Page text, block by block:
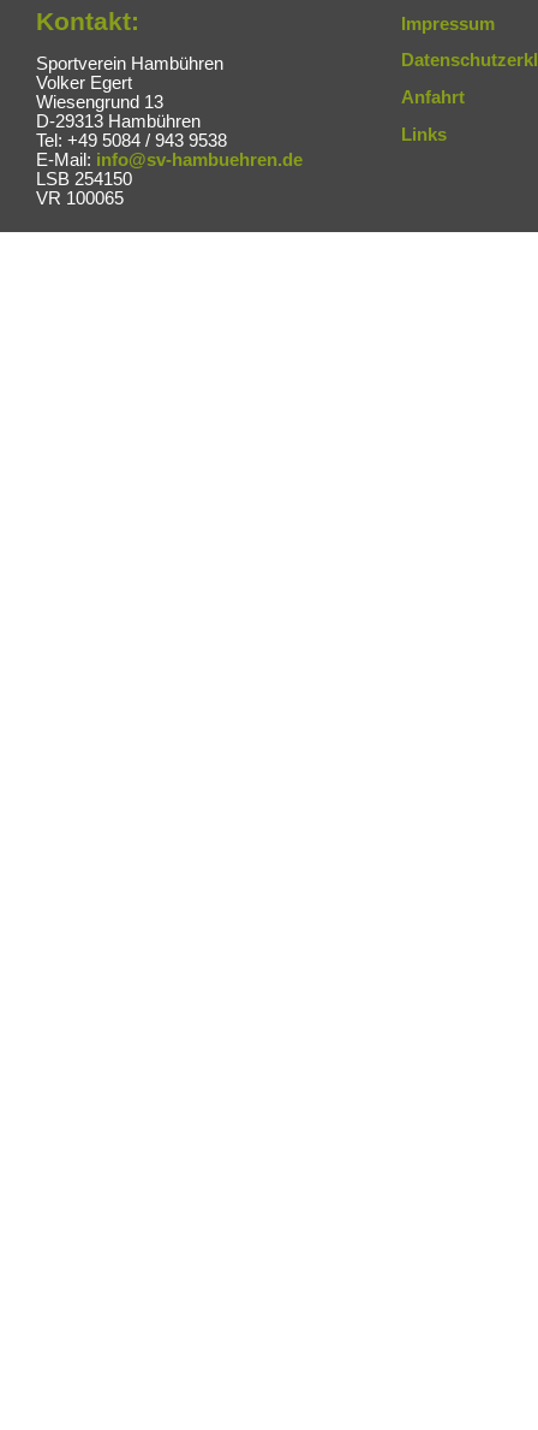
Kontakt:
Sportverein Hambühren
Volker Egert
Wiesengrund 13
D-29313 Hambühren
Tel: +49 5084 / 943 9538
E-Mail: info@sv-hambuehren.de
LSB 254150
VR 100065
Impressum
Anfahrt
Links